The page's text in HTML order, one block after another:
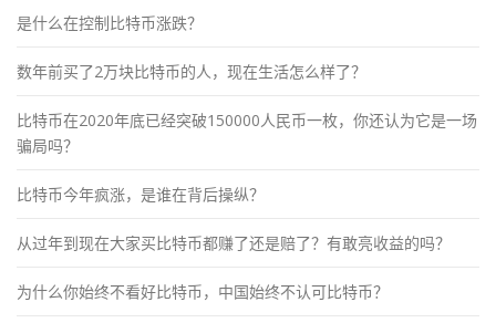
是什么在控制比特币涨跌？
数年前买了2万块比特币的人，现在生活怎么样了？
比特币在2020年底已经突破150000人民币一枚，你还认为它是一场
骗局吗？
比特币今年疯涨，是谁在背后操纵？
从过年到现在大家买比特币都赚了还是赔了？有敢亮收益的吗？
为什么你始终不看好比特币，中国始终不认可比特币？